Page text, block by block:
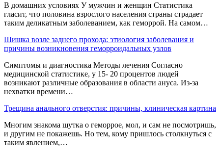
В домашних условиях У мужчин и женщин Статистика
гласит, что половина взрослого населения страны страдает
таким деликатным заболеванием, как геморрой. На самом…
Шишка возле заднего прохода: этиология заболевания и
причины возникновения геморроидальных узлов
Симптомы и диагностика Методы лечения Согласно
медицинской статистике, у 15- 20 процентов людей
возникают различные образования в области ануса. Из-за
нехватки времени…
Трещина анального отверстия: причины, клиническая картина
Многим знакома шутка о геморрое, мол, и сам не посмотришь,
и другим не покажешь. Но тем, кому пришлось столкнуться с
таким явлением,…